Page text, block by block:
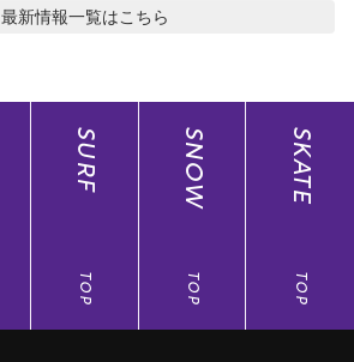
最新情報一覧はこちら
SURF
TOP
SNOW
TOP
SKATE
TOP